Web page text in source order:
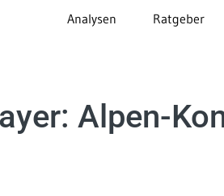
Analysen Ratgeber
Alpen-